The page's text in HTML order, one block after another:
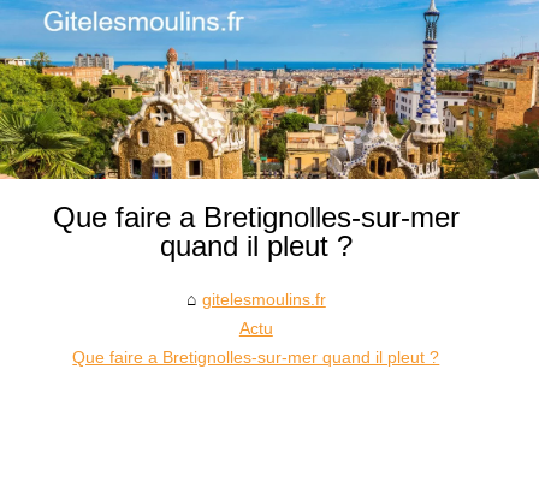
Que faire a Bretignolles-sur-mer
quand il pleut ?
gitelesmoulins.fr
Actu
Que faire a Bretignolles-sur-mer quand il pleut ?